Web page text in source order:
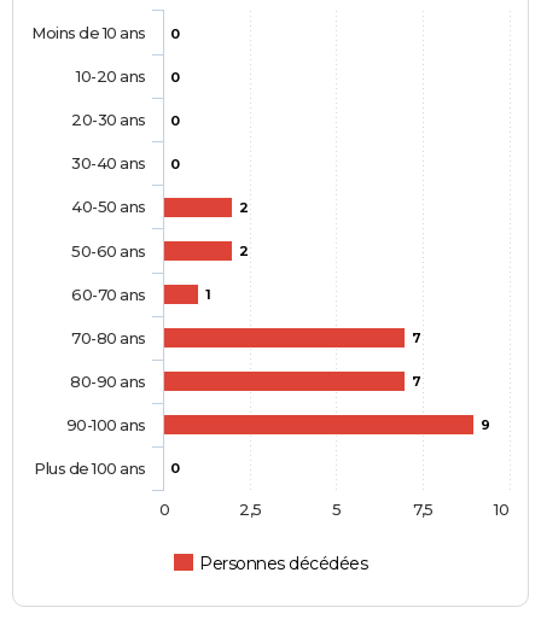
0
0
0
0
2
2
1
7
7
9
0
Personnes décédées
Moins de 10 ans
10-20 ans
20-30 ans
30-40 ans
40-50 ans
50-60 ans
60-70 ans
70-80 ans
80-90 ans
90-100 ans
Plus de 100 ans
0 10
2,5 5 7,5